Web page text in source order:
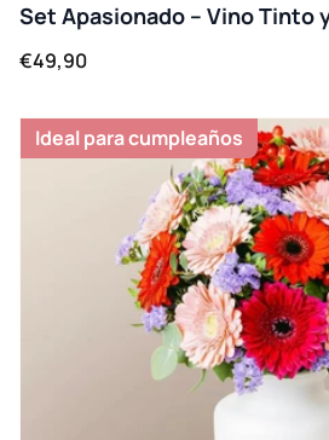
€49,90
Ideal para cumpleaños